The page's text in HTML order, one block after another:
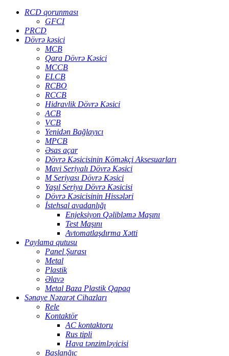
RCD qorunması
GFCI
PRCD
Dövrə kəsici
MCB
Qara Dövrə Kəsici
MCCB
ELCB
RCBO
RCCB
Hidravlik Dövrə Kəsici
ACB
VCB
Yenidən Bağlayıcı
MPCB
Əsas açar
Dövrə Kəsicisinin Köməkçi Aksesuarları
Mavi Seriyalı Dövrə Kəsici
M Seriyası Dövrə Kəsici
Yaşıl Seriya Dövrə Kəsicisi
Dövrə Kəsicisinin Hissələri
İstehsal avadanlığı
Enjeksiyon Qəlibləmə Maşını
Test Maşını
Avtomatlaşdırma Xətti
Paylama qutusu
Panel Şurası
Metal
Plastik
Əlavə
Metal Baza Plastik Qapaq
Sənaye Nəzarət Cihazları
Rele
Kontaktör
AC kontaktoru
Rus tipli
Hava tənzimləyicisi
Başlanğıc